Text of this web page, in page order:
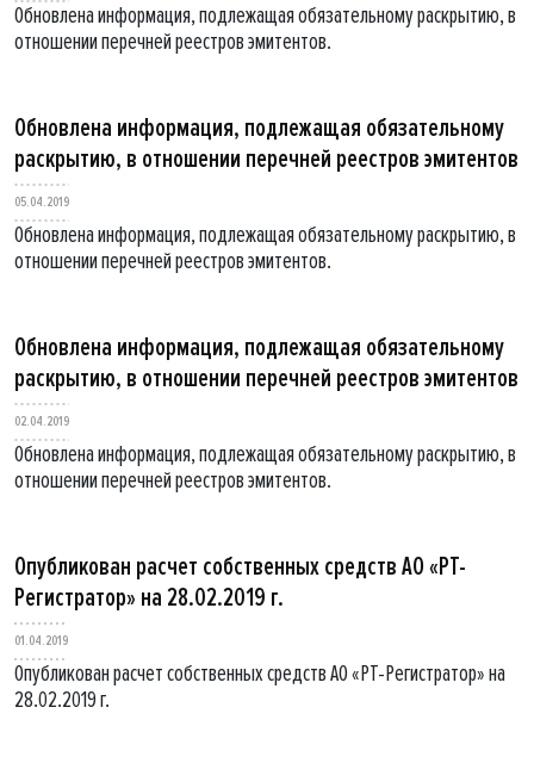
Обновлена информация, подлежащая обязательному раскрытию, в
отношении перечней реестров эмитентов.
Обновлена информация, подлежащая обязательному
раскрытию, в отношении перечней реестров эмитентов
05.04.2019
Обновлена информация, подлежащая обязательному раскрытию, в
отношении перечней реестров эмитентов.
Обновлена информация, подлежащая обязательному
раскрытию, в отношении перечней реестров эмитентов
02.04.2019
Обновлена информация, подлежащая обязательному раскрытию, в
отношении перечней реестров эмитентов.
Опубликован расчет собственных средств АО «РТ-
Регистратор» на 28.02.2019 г.
01.04.2019
Опубликован расчет собственных средств АО «РТ-Регистратор» на
28.02.2019 г.